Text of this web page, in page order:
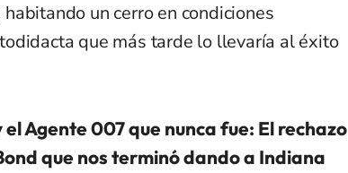
habitando un cerro en condiciones
que más tarde lo llevaría al éxito
Agente 007 que nunca fue: El rechazo
que nos terminó dando a Indiana